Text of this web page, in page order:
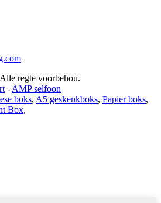
regte voorbehou.
- AMP selfoon
boks, A5 geskenkboks, Papier boks,
Box,